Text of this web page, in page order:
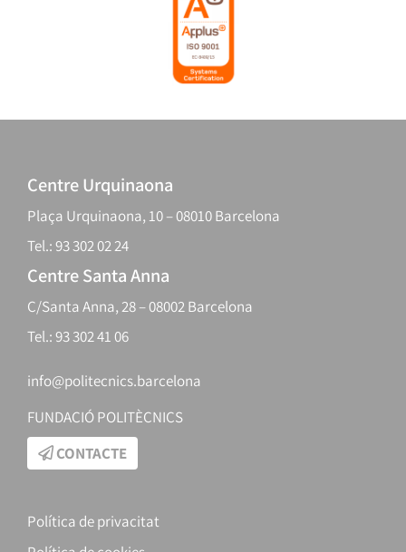
Centre Urquinaona
Plaça Urquinaona, 10 – 08010 Barcelona
Tel.: 93 302 02 24
Centre Santa Anna
C/Santa Anna, 28 – 08002 Barcelona
Tel.: 93 302 41 06
info@politecnics.barcelona
FUNDACIÓ POLITÈCNICS
CONTACTE
Política de privacitat